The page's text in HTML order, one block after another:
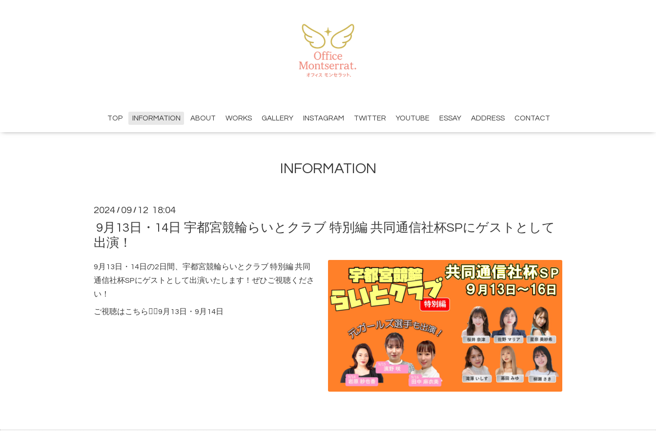
TOP INFORMATION ABOUT WORKS GALLERY INSTAGRAM TWITTER YOUTUBE ESSAY ADDRESS CONTACT
INFORMATION
2024 / 09 / 12 18:04
9月13日・14日 宇都宮競輪らいとクラブ 特別編 共同通信社杯SPにゲストとして
出演！
9月13日・14日の2日間、宇都宮競輪らいとクラブ 特別編 共同
通信社杯SPにゲストとして出演いたします！ぜひご視聴くださ
い！
ご視聴はこちら💁‍♀️9月13日 ・ 9月14日